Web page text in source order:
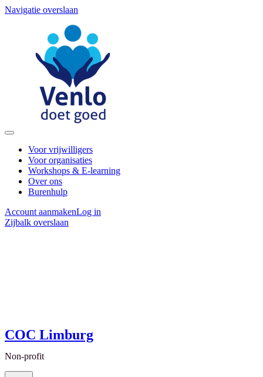
Navigatie overslaan
Voor vrijwilligers
Voor organisaties
Workshops & E-learning
Over ons
Burenhulp
Account aanmakenLog in
Zijbalk overslaan
COC Limburg
Non-profit